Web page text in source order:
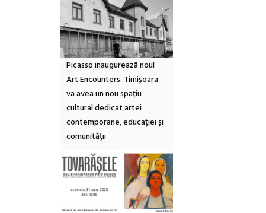
Picasso inaugurează noul
Art Encounters. Timișoara
va avea un nou spațiu
cultural dedicat artei
contemporane, educației și
comunității